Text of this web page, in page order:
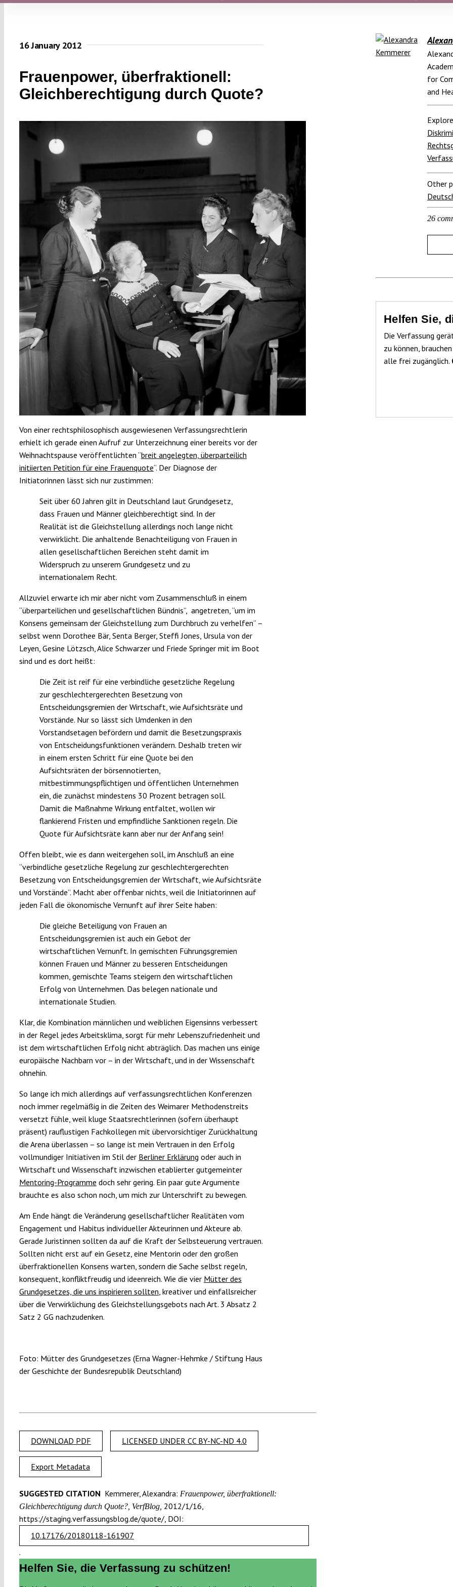
16 January 2012
Frauenpower, überfraktionell:
Gleichberechtigung durch Quote?
Von einer rechtsphilosophisch ausgewiesenen Verfassungsrechtlerin
erhielt ich gerade einen Aufruf zur Unterzeichnung einer bereits vor der
Weihnachtspause veröffentlichten “breit angelegten, überparteilich
initiierten Petition für eine Frauenquote“. Der Diagnose der
Initiatorinnen lässt sich nur zustimmen:
Seit über 60 Jahren gilt in Deutschland laut Grundgesetz,
dass Frauen und Männer gleichberechtigt sind. In der
Realität ist die Gleichstellung allerdings noch lange nicht
verwirklicht. Die anhaltende Benachteiligung von Frauen in
allen gesellschaftlichen Bereichen steht damit im
Widerspruch zu unserem Grundgesetz und zu
internationalem Recht.
Allzuviel erwarte ich mir aber nicht vom Zusammenschluß in einem
“überparteilichen und gesellschaftlichen Bündnis”, angetreten, “um im
Konsens gemeinsam der Gleichstellung zum Durchbruch zu verhelfen” –
selbst wenn Dorothee Bär, Senta Berger, Steffi Jones, Ursula von der
Leyen, Gesine Lötzsch, Alice Schwarzer und Friede Springer mit im Boot
sind und es dort heißt:
Die Zeit ist reif für eine verbindliche gesetzliche Regelung
zur geschlechtergerechten Besetzung von
Entscheidungsgremien der Wirtschaft, wie Aufsichtsräte und
Vorstände. Nur so lässt sich Umdenken in den
Vorstandsetagen befördern und damit die Besetzungspraxis
von Entscheidungsfunktionen verändern. Deshalb treten wir
in einem ersten Schritt für eine Quote bei den
Aufsichtsräten der börsennotierten,
mitbestimmungspflichtigen und öffentlichen Unternehmen
ein, die zunächst mindestens 30 Prozent betragen soll.
Damit die Maßnahme Wirkung entfaltet, wollen wir
flankierend Fristen und empfindliche Sanktionen regeln. Die
Quote für Aufsichtsräte kann aber nur der Anfang sein!
Offen bleibt, wie es dann weitergehen soll, im Anschluß an eine
“verbindliche gesetzliche Regelung zur geschlechtergerechten
Besetzung von Entscheidungsgremien der Wirtschaft, wie Aufsichtsräte
und Vorstände”. Macht aber offenbar nichts, weil die Initiatorinnen auf
jeden Fall die ökonomische Vernunft auf ihrer Seite haben:
Die gleiche Beteiligung von Frauen an
Entscheidungsgremien ist auch ein Gebot der
wirtschaftlichen Vernunft. In gemischten Führungsgremien
können Frauen und Männer zu besseren Entscheidungen
kommen, gemischte Teams steigern den wirtschaftlichen
Erfolg von Unternehmen. Das belegen nationale und
internationale Studien.
Klar, die Kombination männlichen und weiblichen Eigensinns verbessert
in der Regel jedes Arbeitsklima, sorgt für mehr Lebenszufriedenheit und
ist dem wirtschaftlichen Erfolg nicht abträglich. Das machen uns einige
europäische Nachbarn vor – in der Wirtschaft, und in der Wissenschaft
ohnehin.
So lange ich mich allerdings auf verfassungsrechtlichen Konferenzen
noch immer regelmäßig in die Zeiten des Weimarer Methodenstreits
versetzt fühle, weil kluge Staatsrechtlerinnen (sofern überhaupt
präsent) rauflustigen Fachkollegen mit übervorsichtiger Zurückhaltung
die Arena überlassen – so lange ist mein Vertrauen in den Erfolg
vollmundiger Initiativen im Stil der Berliner Erklärung oder auch in
Wirtschaft und Wissenschaft inzwischen etablierter gutgemeinter
Mentoring-Programme doch sehr gering. Ein paar gute Argumente
brauchte es also schon noch, um mich zur Unterschrift zu bewegen.
Am Ende hängt die Veränderung gesellschaftlicher Realitäten vom
Engagement und Habitus individueller Akteurinnen und Akteure ab.
Gerade Juristinnen sollten da auf die Kraft der Selbsteuerung vertrauen.
Sollten nicht erst auf ein Gesetz, eine Mentorin oder den großen
überfraktionellen Konsens warten, sondern die Sache selbst regeln,
konsequent, konfliktfreudig und ideenreich. Wie die vier Mütter des
Grundgesetzes, die uns inspirieren sollten , kreativer und einfallsreicher
über die Verwirklichung des Gleichstellungsgebots nach Art. 3 Absatz 2
Satz 2 GG nachzudenken.
Foto: Mütter des Grundgesetzes (Erna Wagner-Hehmke / Stiftung Haus
der Geschichte der Bundesrepublik Deutschland)
DOWNLOAD PDF LICENSED UNDER CC BY-NC-ND 4.0
Export Metadata
SUGGESTED CITATION Kemmerer, Alexandra: Frauenpower, überfraktionell:
Gleichberechtigung durch Quote?, VerfBlog, 2012/1/16,
https://staging.verfassungsblog.de/quote/, DOI:
10.17176/20180118-161907
.
Helfen Sie, die Verfassung zu schützen!
for
and
Other
26
Helfen Sie,
Die Verfassung
zu können,
alle frei zugänglich.